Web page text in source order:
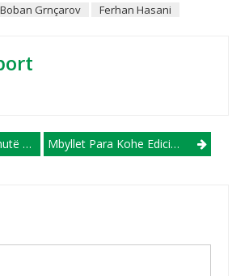
Boban Grnçarov Ferhan Hasani
(VIDEO) Mbyllet Para Kohe Edicioni I Sivjetshëm Për Ibrahimoviçin (VIDEO)